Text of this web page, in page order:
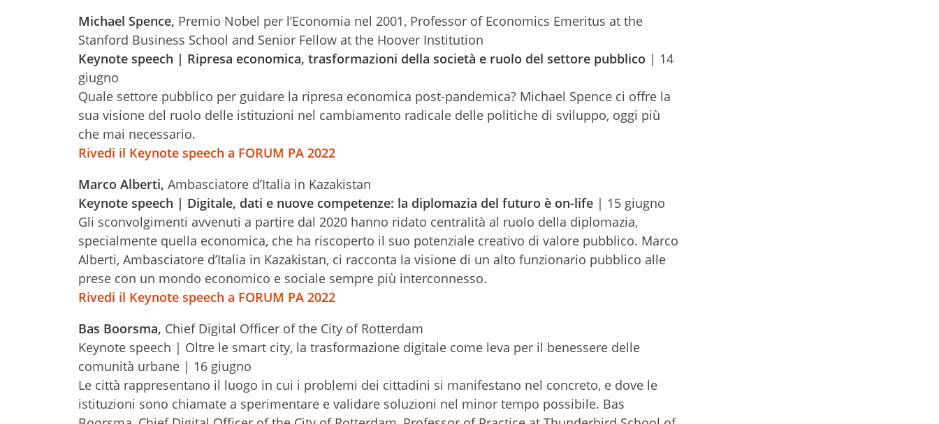
Michael Spence, Premio Nobel per l’Economia nel 2001, Professor of Economics Emeritus at the
Stanford Business School and Senior Fellow at the Hoover Institution
Keynote speech | Ripresa economica, trasformazioni della società e ruolo del settore pubblico | 14
giugno
Quale settore pubblico per guidare la ripresa economica post-pandemica? Michael Spence ci offre la
sua visione del ruolo delle istituzioni nel cambiamento radicale delle politiche di sviluppo, oggi più
che mai necessario.
Rivedi il Keynote speech a FORUM PA 2022
Marco Alberti, Ambasciatore d’Italia in Kazakistan
Keynote speech | Digitale, dati e nuove competenze: la diplomazia del futuro è on-life | 15 giugno
Gli sconvolgimenti avvenuti a partire dal 2020 hanno ridato centralità al ruolo della diplomazia,
specialmente quella economica, che ha riscoperto il suo potenziale creativo di valore pubblico. Marco
Alberti, Ambasciatore d’Italia in Kazakistan, ci racconta la visione di un alto funzionario pubblico alle
prese con un mondo economico e sociale sempre più interconnesso.
Rivedi il Keynote speech a FORUM PA 2022
Bas Boorsma, Chief Digital Officer of the City of Rotterdam
Keynote speech | Oltre le smart city, la trasformazione digitale come leva per il benessere delle
comunità urbane | 16 giugno
Le città rappresentano il luogo in cui i problemi dei cittadini si manifestano nel concreto, e dove le
istituzioni sono chiamate a sperimentare e validare soluzioni nel minor tempo possibile. Bas